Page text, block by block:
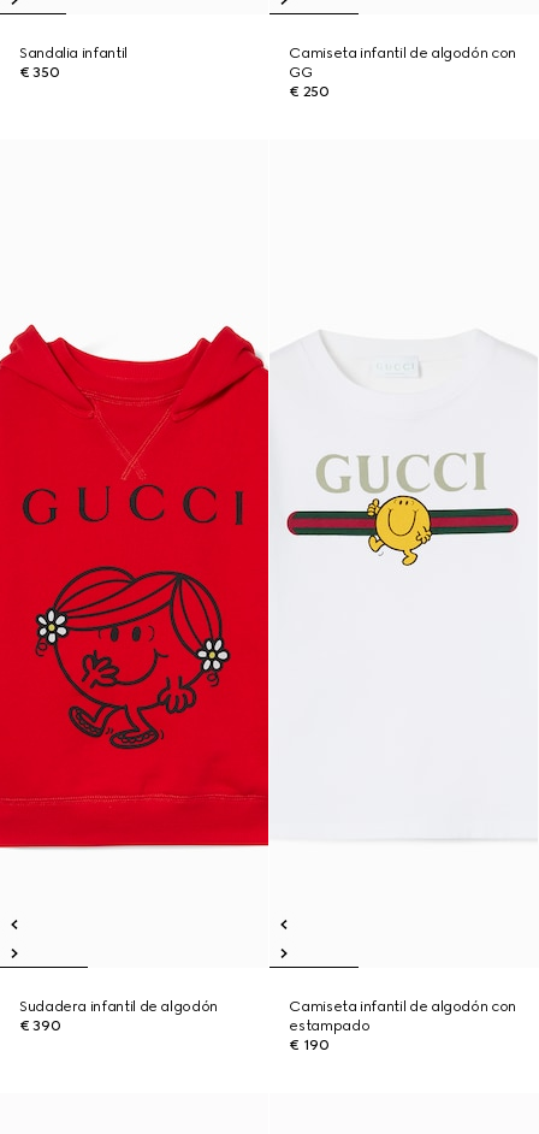
Sandalia infantil
€ 350
Camiseta infantil de algodón con
GG
€ 250
Sudadera infantil de algodón
€ 390
Camiseta infantil de algodón con
estampado
€ 190